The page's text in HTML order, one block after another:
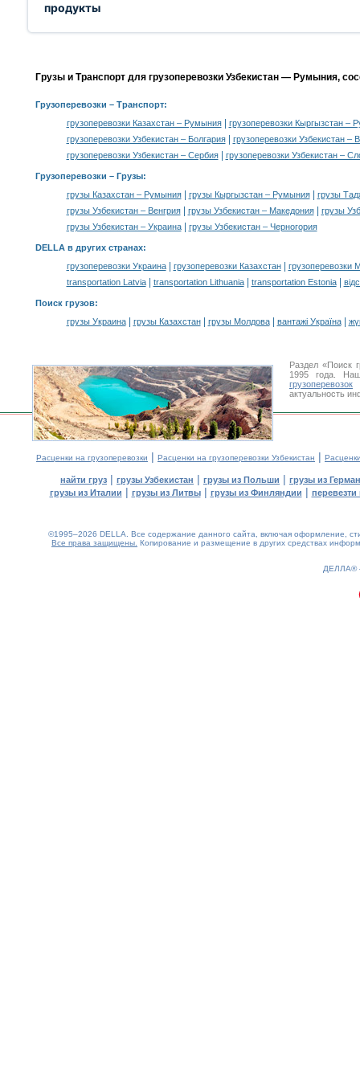
продукты
Грузы и Транспорт для грузоперевозки Узбекистан — Румыния,
Грузоперевозки – Транспорт:
грузоперевозки Казахстан – Румыния|
грузоперевозки Кыргызстан –
грузоперевозки Узбекистан – Болгария|
грузоперевозки Узбекистан –
грузоперевозки Узбекистан – Сербия| грузоперевозки Узбекистан –
Грузоперевозки – Грузы:
грузы Казахстан – Румыния| грузы Кыргызстан – Румыния|
грузы
грузы Узбекистан – Венгрия| грузы Узбекистан – Македония|
грузы
грузы Узбекистан – Украина| грузы Узбекистан – Черногория
DELLA в других странах:
грузоперевозки Украина| грузоперевозки Казахстан|
грузоперевозки
transportation Latvia| transportation Lithuania| transportation Estonia|
Поиск грузов:
грузы Украина| грузы Казахстан| грузы Молдова| вантажі Україна|
Раздел «Поиск
1995 года.
грузоперевозок
актуальность
Расценки на грузоперевозки | Расценки на грузоперевозки Узбекистан |
найти груз | грузы Узбекистан | грузы из Польши | грузы из
грузы из Италии | грузы из Литвы| грузы из Финляндии | перевезти
©1995–2026 DELLA. Все содержание данного сайта, включая оформление,
Все права защищены. Копирование и размещение в других средствах